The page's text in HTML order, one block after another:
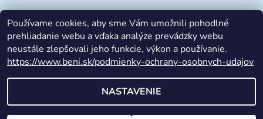
Facebook
2026 © beni.sk, všetky práva vyhradené
Používame cookies, aby sme Vám umožnili pohodlné
prehliadanie webu a vďaka analýze prevádzky webu
neustále zlepšovali jeho funkcie, výkon a používanie.
https://www.beni.sk/podmienky-ochrany-osobnych-udajov
NASTAVENIE